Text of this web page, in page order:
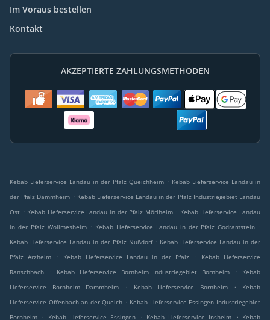
Im Voraus bestellen
Kontakt
AKZEPTIERTE ZAHLUNGSMETHODEN
Kebab Lieferservice Landau in der Pfalz Queichheim . Kebab Lieferservice Landau in
der Pfalz Dammheim . Kebab Lieferservice Landau in der Pfalz Industriegebiet Landau
Ost . Kebab Lieferservice Landau in der Pfalz Mörlheim . Kebab Lieferservice Landau
in der Pfalz Wollmesheim . Kebab Lieferservice Landau in der Pfalz Godramstein .
Kebab Lieferservice Landau in der Pfalz Nußdorf . Kebab Lieferservice Landau in der
Pfalz Arzheim
. Kebab Lieferservice Landau in der Pfalz .
Kebab Lieferservice
Ranschbach
. Kebab Lieferservice Bornheim Industriegebiet Bornheim .
Kebab
Lieferservice Bornheim Dammheim
. Kebab Lieferservice Bornheim .
Kebab
Lieferservice Offenbach an der Queich . Kebab Lieferservice Essingen Industriegebiet
Bornheim
. Kebab Lieferservice Essingen . Kebab Lieferservice Insheim . Kebab